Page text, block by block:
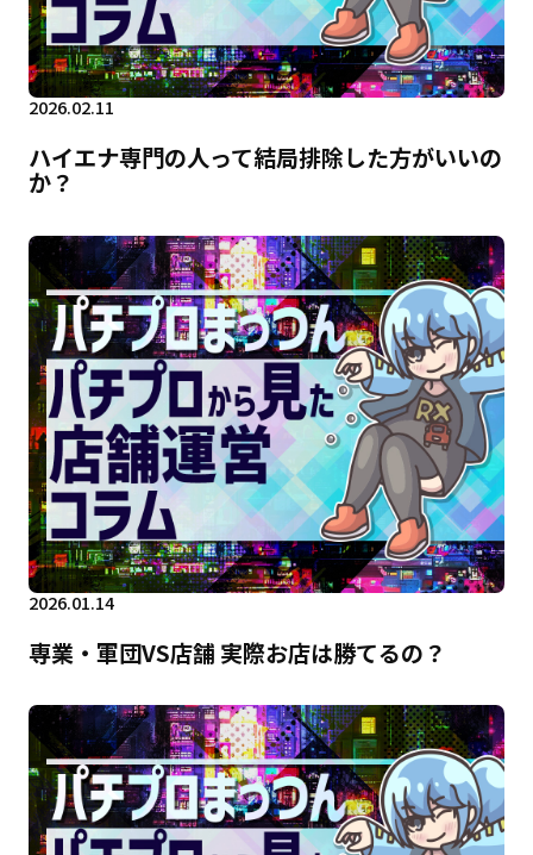
2026.02.11
ハイエナ専門の人って結局排除した方がいいの
か？
2026.01.14
専業・軍団VS店舗 実際お店は勝てるの？